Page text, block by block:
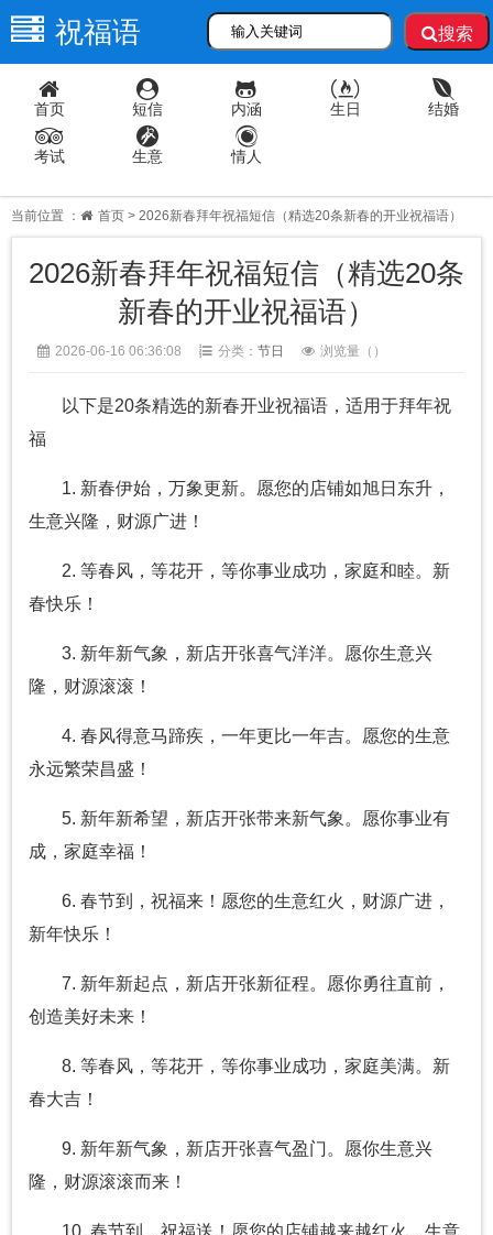
祝福语 搜索
首页 短信 内涵 生日 结婚
考试 生意 情人
当前位置 ： 首页 > 2026新春拜年祝福短信（精选20条新春的开业祝福语）
2026新春拜年祝福短信（精选20条
新春的开业祝福语）
2026-06-16 06:36:08 分类： 节日 浏览量（ ）
以下是20条精选的新春开业祝福语，适用于拜年祝
福
1. 新春伊始，万象更新。愿您的店铺如旭日东升，
生意兴隆，财源广进！
2. 等春风，等花开，等你事业成功，家庭和睦。新
春快乐！
3. 新年新气象，新店开张喜气洋洋。愿你生意兴
隆，财源滚滚！
4. 春风得意马蹄疾，一年更比一年吉。愿您的生意
永远繁荣昌盛！
5. 新年新希望，新店开张带来新气象。愿你事业有
成，家庭幸福！
6. 春节到，祝福来！愿您的生意红火，财源广进，
新年快乐！
7. 新年新起点，新店开张新征程。愿你勇往直前，
创造美好未来！
8. 等春风，等花开，等你事业成功，家庭美满。新
春大吉！
9. 新年新气象，新店开张喜气盈门。愿你生意兴
隆，财源滚滚而来！
10. 春节到，祝福送！愿您的店铺越来越红火，生意